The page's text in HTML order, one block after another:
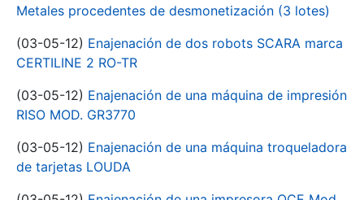
Metales procedentes de desmonetización (3 lotes)
(03-05-12) Enajenación de dos robots SCARA marca
CERTILINE 2 RO-TR
(03-05-12) Enajenación de una máquina de impresión
RISO MOD. GR3770
(03-05-12) Enajenación de una máquina troqueladora
de tarjetas LOUDA